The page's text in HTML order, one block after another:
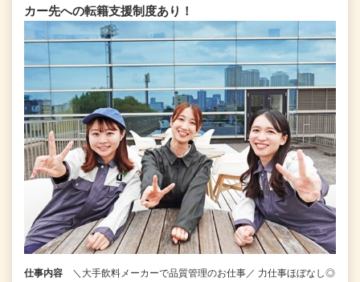
カー先への転籍支援制度あり！
仕事内容
＼大手飲料メーカーで品質管理のお仕事／ 力仕事ほぼなし◎